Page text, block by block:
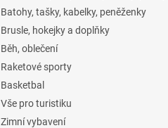
Batohy, tašky, kabelky, peněženky
Brusle, hokejky a doplňky
Běh, oblečení
Raketové sporty
Basketbal
Vše pro turistiku
Zimní vybavení